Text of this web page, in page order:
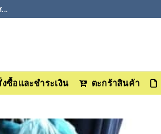
งซื้อและชำระเงิน ตะกร้าสินค้า